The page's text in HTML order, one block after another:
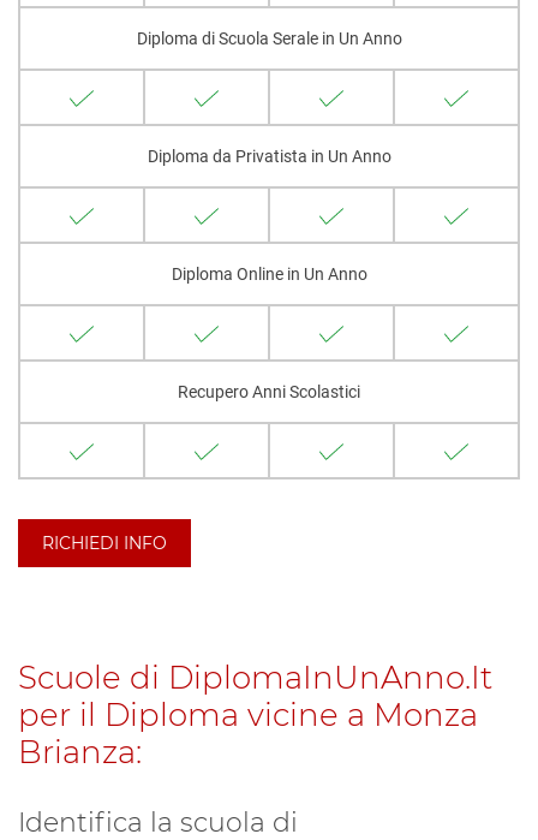
Diploma di Scuola Serale in Un Anno
Diploma da Privatista in Un Anno
Diploma Online in Un Anno
Recupero Anni Scolastici
RICHIEDI INFO
Scuole di DiplomaInUnAnno.It
per il Diploma vicine a Monza
Brianza:
Identifica la scuola di